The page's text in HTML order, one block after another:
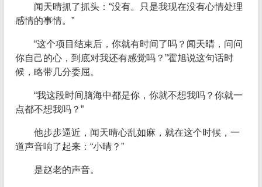
闻天晴抓了抓头：“没有。只是我现在没有心情处理
感情的事情。”
“这个项目结束后，你就有时间了吗？闻天晴，问问
你自己的心，到底对我还有感觉吗？”霍旭说这句话时
候，略带几分委屈。
“我这段时间脑海中都是你，你就不想我吗？你就一
点都不想我吗？”
他步步逼近，闻天晴心乱如麻，就在这个时候，一
道声音响了起来：“小晴？”
是赵老的声音。